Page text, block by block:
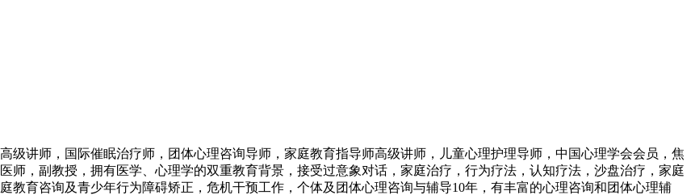
讲师，国际催眠治疗师，团体心理咨询导师，家庭教育指导师高级讲师，儿童心理护理导师，中国心理学会会员，焦
师，副教授，拥有医学、心理学的双重教育背景，接受过意象对话，家庭治疗，行为疗法，认知疗法，沙盘治疗，家庭
教育咨询及青少年行为障碍矫正，危机干预工作，个体及团体心理咨询与辅导10年，有丰富的心理咨询和团体心理辅